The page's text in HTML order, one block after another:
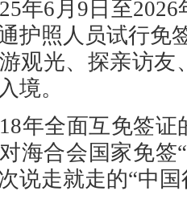
年6月9日至
护照人员试行免
观光、探亲访友
境。
年全面互免签
海合会国家免签
说走就走的“中国